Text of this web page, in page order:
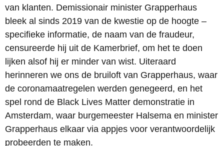
van klanten. Demissionair minister Grapperhaus
bleek al sinds 2019 van de kwestie op de hoogte –
specifieke informatie, de naam van de fraudeur,
censureerde hij uit de Kamerbrief, om het te doen
lijken alsof hij er minder van wist. Uiteraard
herinneren we ons de bruiloft van Grapperhaus, waar
de coronamaatregelen werden genegeerd, en het
spel rond de Black Lives Matter demonstratie in
Amsterdam, waar burgemeester Halsema en minister
Grapperhaus elkaar via appjes voor verantwoordelijk
probeerden te maken.